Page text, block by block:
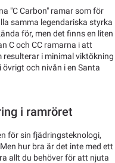
"C Carbon" ramar som för
samma legendariska styrka
för, men det finns en liten
C och CC ramarna i att
i minimal viktökning
och nivån i en Santa
i ramröret
för sin fjädringsteknologi,
hur bra är det inte med ett
allt du behöver för att njuta